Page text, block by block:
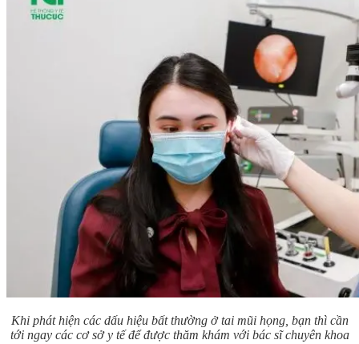
Khi phát hiện các dấu hiệu bất thường ở tai mũi họng, bạn thì cần
tới ngay các cơ sở y tế để được thăm khám với bác sĩ chuyên khoa